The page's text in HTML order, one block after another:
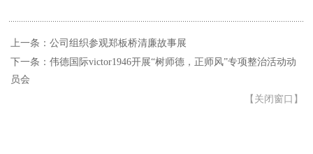
上一条：公司组织参观郑板桥清廉故事展
下一条：伟德国际victor1946开展“树师德，正师风”专项整治活动动
员会
【 关闭窗口 】